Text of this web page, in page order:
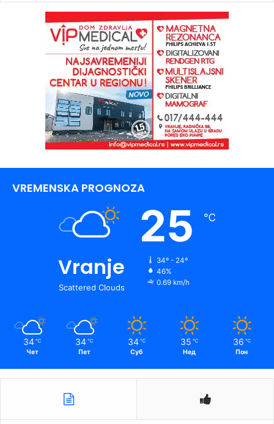
VREMENSKA PROGNOZA
Vranje
Scattered Clouds
25 ℃
34º - 24º
46%
0.69 km/h
34 ℃
Чет
34 ℃
Пет
34 ℃
Суб
35 ℃
Нед
36 ℃
Пон